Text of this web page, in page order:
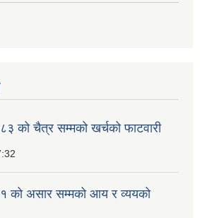
को चैत्र सम्मको खर्चको फाटवारी
को असार सम्मको आय र व्ययको